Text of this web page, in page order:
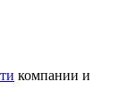
компании и